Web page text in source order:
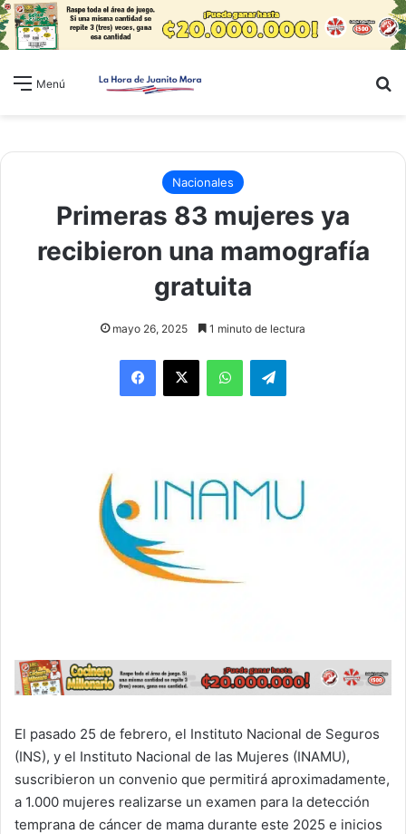
Menú
Nacionales
Primeras 83 mujeres ya
recibieron una mamografía
gratuita
mayo 26, 2025 1 minuto de lectura
WhatsAppTelegram
El pasado 25 de febrero, el Instituto Nacional de Seguros
(INS), y el Instituto Nacional de las Mujeres (INAMU),
suscribieron un convenio que permitirá aproximadamente,
a 1.000 mujeres realizarse un examen para la detección
temprana de cáncer de mama durante este 2025 e inicios